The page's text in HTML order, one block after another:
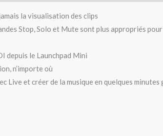
la visualisation des clips
Stop, Solo et Mute sont plus appropriés
depuis le Launchpad Mini
n’importe où
Live et créer de la musique en quelques minutes